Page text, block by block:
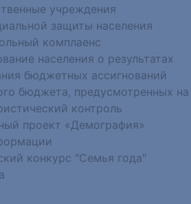
учреждения
защиты населения
комплаенс
населения о результатах
бюджетных ассигнований
бюджета, предусмотренных на
контроль
проект «Демография»
конкурс "Семья года"